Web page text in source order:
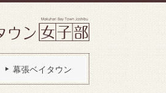
幕張ベイタウン